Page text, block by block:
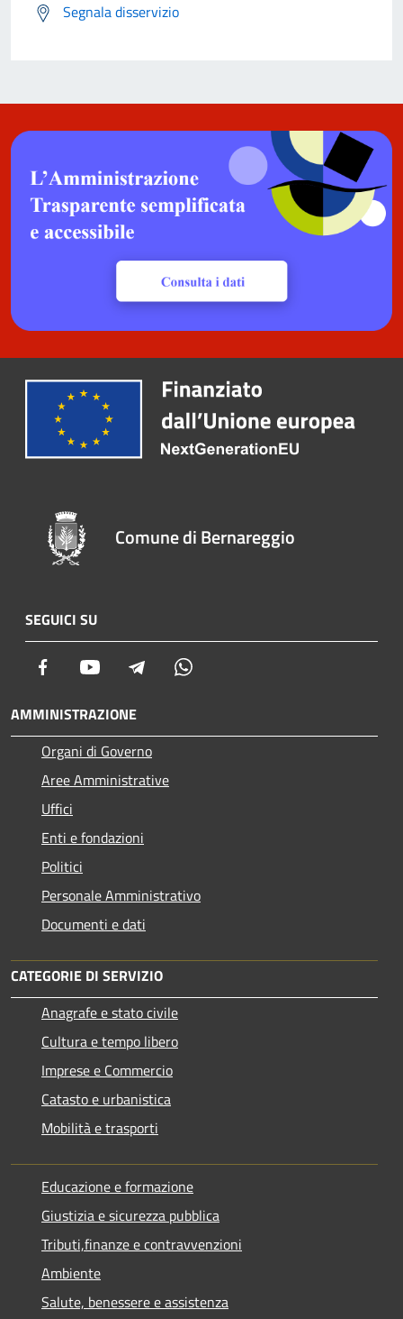
Segnala disservizio
Comune di Bernareggio
SEGUICI SU
Facebook Youtube Telegram
AMMINISTRAZIONE
Organi di Governo
Aree Amministrative
Uffici
Enti e fondazioni
Politici
Personale Amministrativo
Documenti e dati
CATEGORIE DI SERVIZIO
Anagrafe e stato civile
Cultura e tempo libero
Imprese e Commercio
Catasto e urbanistica
Mobilità e trasporti
Educazione e formazione
Giustizia e sicurezza pubblica
Tributi,finanze e contravvenzioni
Ambiente
Salute, benessere e assistenza